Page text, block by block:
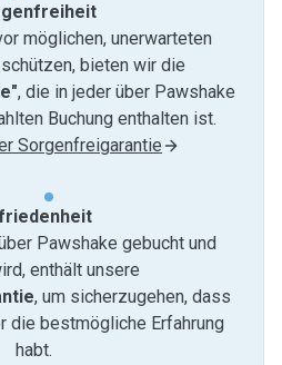
möglichen, unerwarteten
bieten wir die
, die in jeder über Pawshake
Buchung enthalten ist.
Sorgenfreigarantie
Pawshake gebucht und
enthält unsere
, um sicherzugehen, dass
die bestmögliche Erfahrung
habt.